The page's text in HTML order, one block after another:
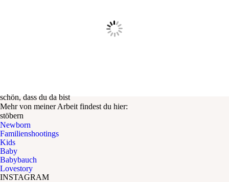
schön, dass du da bist
Mehr von meiner Arbeit findest du hier:
stöbern
Newborn
Familienshootings
Kids
Baby
Babybauch
Lovestory
INSTAGRAM